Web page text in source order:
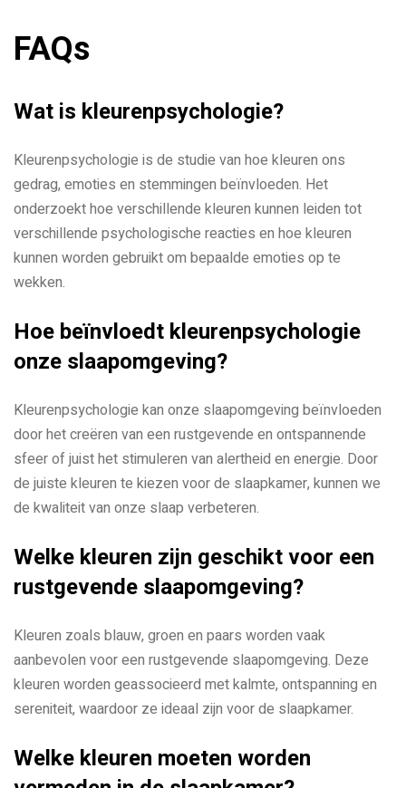
FAQs
Wat is kleurenpsychologie?
Kleurenpsychologie is de studie van hoe kleuren ons
gedrag, emoties en stemmingen beïnvloeden. Het
onderzoekt hoe verschillende kleuren kunnen leiden tot
verschillende psychologische reacties en hoe kleuren
kunnen worden gebruikt om bepaalde emoties op te
wekken.
Hoe beïnvloedt kleurenpsychologie
onze slaapomgeving?
Kleurenpsychologie kan onze slaapomgeving beïnvloeden
door het creëren van een rustgevende en ontspannende
sfeer of juist het stimuleren van alertheid en energie. Door
de juiste kleuren te kiezen voor de slaapkamer, kunnen we
de kwaliteit van onze slaap verbeteren.
Welke kleuren zijn geschikt voor een
rustgevende slaapomgeving?
Kleuren zoals blauw, groen en paars worden vaak
aanbevolen voor een rustgevende slaapomgeving. Deze
kleuren worden geassocieerd met kalmte, ontspanning en
sereniteit, waardoor ze ideaal zijn voor de slaapkamer.
Welke kleuren moeten worden